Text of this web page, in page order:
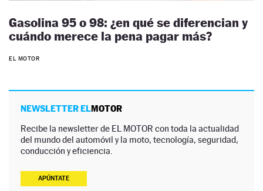
Gasolina 95 o 98: ¿en qué se diferencian y
cuándo merece la pena pagar más?
EL MOTOR
NEWSLETTER ELMOTOR
Recibe la newsletter de EL MOTOR con toda la actualidad
del mundo del automóvil y la moto, tecnología, seguridad,
conducción y eficiencia.
APÚNTATE